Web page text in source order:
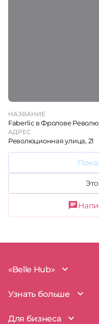
НАЗВАНИЕ
Faberlic в Фролове
АДРЕС
Революционная улица, 21
«Belle Hub»
О проекте
Наша команда
Узнать больше
BelleHub для вас
Для бизнеса